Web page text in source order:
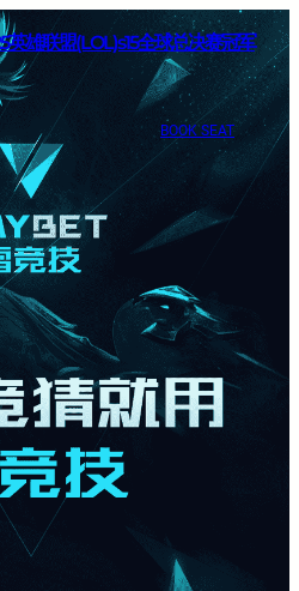
雄联盟(LOL)s15全球总决赛冠军
BOOK SEAT